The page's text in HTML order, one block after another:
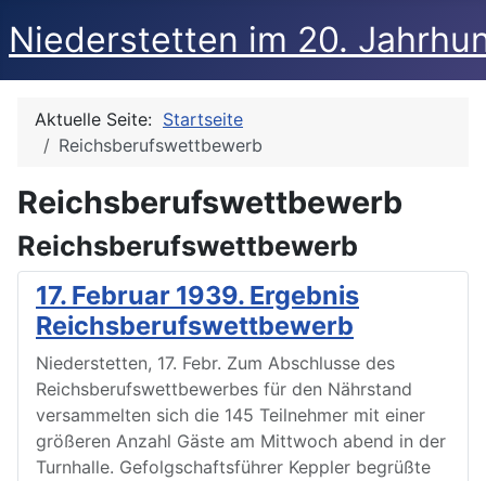
Niederstetten im 20.
Aktuelle Seite: Startseite
Reichsberufswettbewerb
Reichsberufswettbewerb
Reichsberufswettbewerb
17. Februar 1939. Ergebnis
Reichsberufswettbewerb
Niederstetten, 17. Febr. Zum Abschlusse des
Reichsberufswettbewerbes für den Nährstand
versammelten sich die 145 Teilnehmer mit einer
größeren Anzahl Gäste am Mittwoch abend in der
Turnhalle. Gefolgschaftsführer Keppler begrüßte